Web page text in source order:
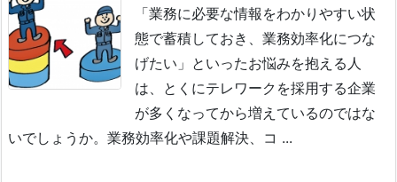
「業務に必要な情報をわかりやすい状
態で蓄積しておき、業務効率化につな
げたい」 といったお悩みを抱える人
は、とくにテレワークを採用する企業
が多くなってから増えているのではな
いでしょうか。 業務効率化や課題解決、コ ...